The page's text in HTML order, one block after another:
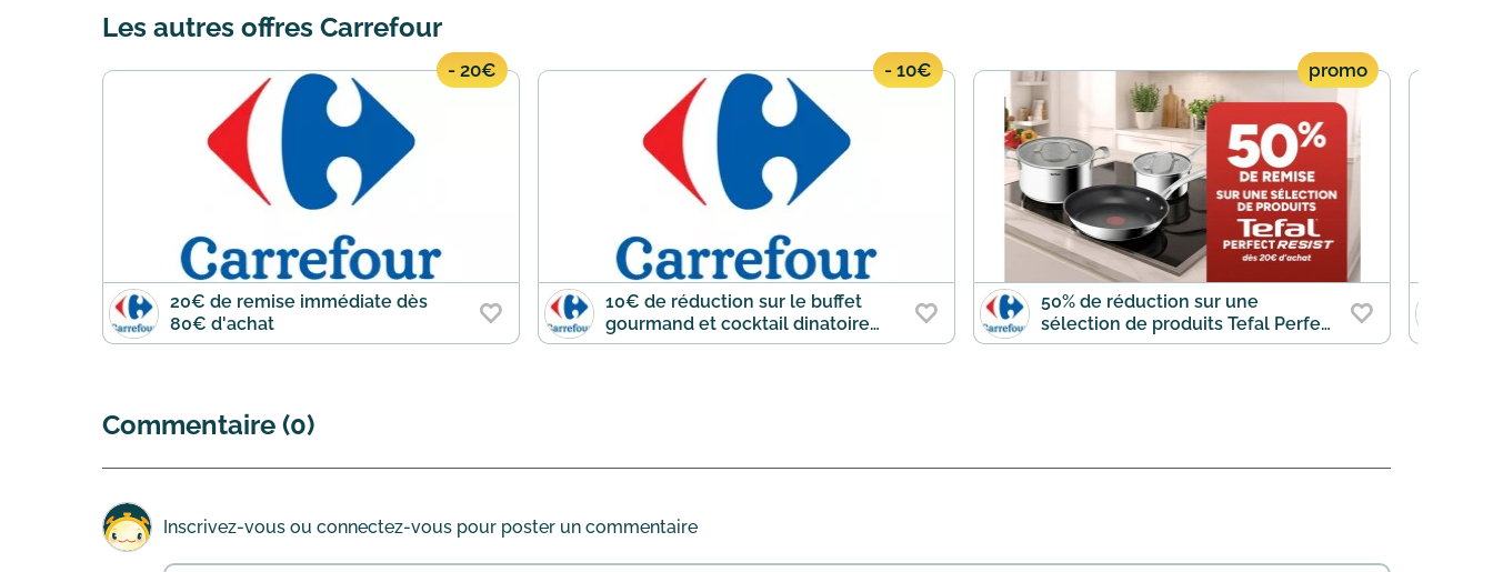
Les autres offres Carrefour
- 20€
20€ de remise immédiate dès
80€ d'achat
- 10€
10€ de réduction sur le buffet
gourmand et cocktail dinatoire
froid pour 10 personnes
promo
50% de réduction sur une
sélection de produits Tefal Perfect
Resist dès 20€ d'achat
Commentaire (0)
Inscrivez-vous ou connectez-vous pour poster un commentaire